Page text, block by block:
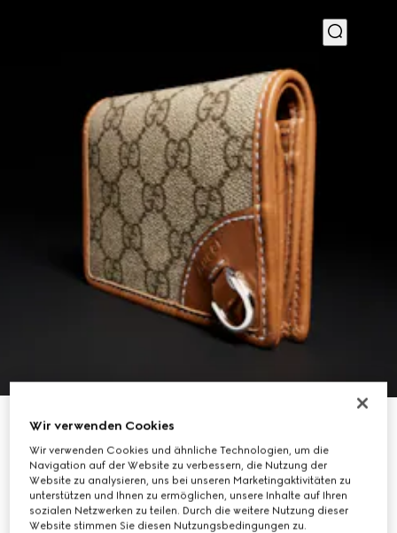
Kleine GG Emblem Brieftasche
€ 420
Variantenbeigefarbener und brauner GG Stoff
Wir verwenden Cookies
Wir verwenden Cookies und ähnliche Technologien, um die
Navigation auf der Website zu verbessern, die Nutzung der
Website zu analysieren, uns bei unseren Marketingaktivitäten zu
unterstützen und Ihnen zu ermöglichen, unsere Inhalte auf Ihren
sozialen Netzwerken zu teilen. Durch die weitere Nutzung dieser
Website stimmen Sie diesen Nutzungsbedingungen zu.